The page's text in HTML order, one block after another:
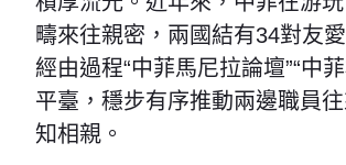
疇來往親密，兩國結有34對友
經由過程“中菲馬尼拉論壇”“中
平臺，穩步有序推動兩邊職員
知相親。